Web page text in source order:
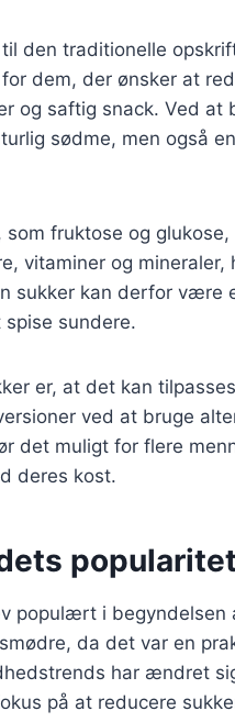
den traditionelle
dem, der ønsker at
og saftig snack. Ved at
sødme, men også
fruktose og glukose,
vitaminer og mineraler,
sukker kan derfor være
sundere.
er, at det kan
ved at bruge
det muligt for flere
deres kost.
popularitet
populært i begyndelsen
da det var en
har ændret
på at reducere